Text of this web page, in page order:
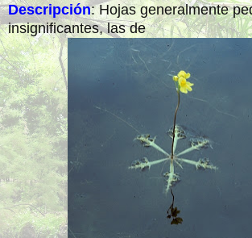
Descripción: Hojas generalmente
insignificantes, las de